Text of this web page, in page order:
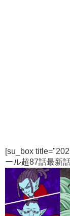
[su_box
ール超87話最新